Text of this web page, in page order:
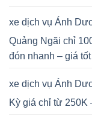
xe dịch vụ Ánh
Quảng Ngãi chỉ
đón nhanh – giá tốt
xe dịch vụ Ánh
Kỳ giá chỉ từ 250K